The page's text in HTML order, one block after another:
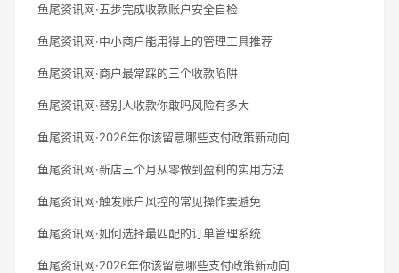
鱼尾资讯网·五步完成收款账户安全自检
鱼尾资讯网·中小商户能用得上的管理工具推荐
鱼尾资讯网·商户最常踩的三个收款陷阱
鱼尾资讯网·替别人收款你敢吗风险有多大
鱼尾资讯网·2026年你该留意哪些支付政策新动向
鱼尾资讯网·新店三个月从零做到盈利的实用方法
鱼尾资讯网·触发账户风控的常见操作要避免
鱼尾资讯网·如何选择最匹配的订单管理系统
鱼尾资讯网·2026年你该留意哪些支付政策新动向